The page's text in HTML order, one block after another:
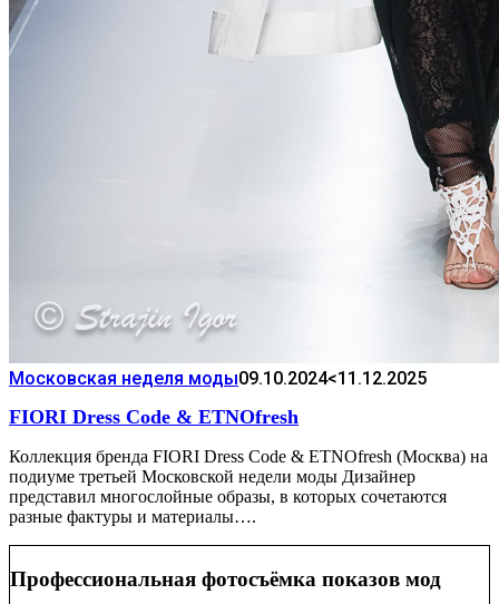
Московская неделя моды09.10.2024<11.12.2025
FIORI Dress Code & ETNOfresh
Коллекция бренда FIORI Dress Code & ETNOfresh (Москва) на
подиуме третьей Московской недели моды Дизайнер
представил многослойные образы, в которых сочетаются
разные фактуры и материалы….
Профессиональная фотосъёмка показов мод